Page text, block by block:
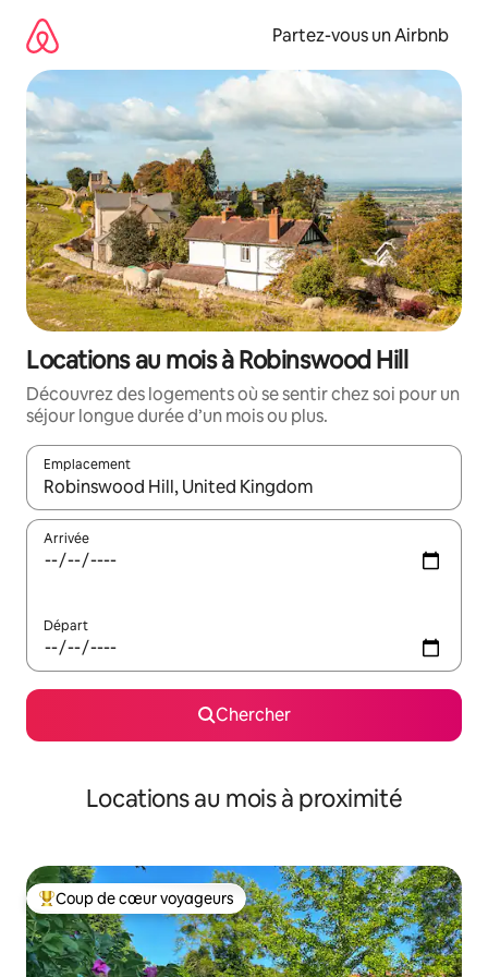
directement
contenu
Partez-vous un Airbnb
Locations au mois à Robinswood Hill
Découvrez des logements où se sentir chez soi pour un
séjour longue durée d’un mois ou plus.
Emplacement
Quand les résultats sont affichés, parcourez-les en utilisant
Arrivée
Départ
Chercher
Locations au mois à proximité
Coup de cœur voyageurs parmi les plus aimés
Coup de cœur voyageurs